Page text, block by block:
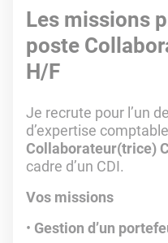
Les missions
poste
H/F
Je recrute pour l’un
d’expertise
Collaborateur(trice)
cadre d’un CDI.
Vos missions
Gestion d’un